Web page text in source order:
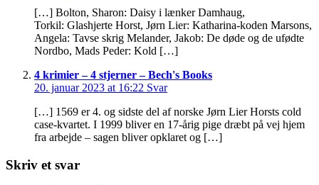
[…] Bolton, Sharon: Daisy i lænker Damhaug,
Torkil: Glashjerte Horst, Jørn Lier: Katharina-koden Marsons,
Angela: Tavse skrig Melander, Jakob: De døde og de ufødte
Nordbo, Mads Peder: Kold […]
4 krimier – 4 stjerner – Bech's Books
20. januar 2023 at 16:22 Svar
[…] 1569 er 4. og sidste del af norske Jørn Lier Horsts cold
case-kvartet. I 1999 bliver en 17-årig pige dræbt på vej hjem
fra arbejde – sagen bliver opklaret og […]
Skriv et svar